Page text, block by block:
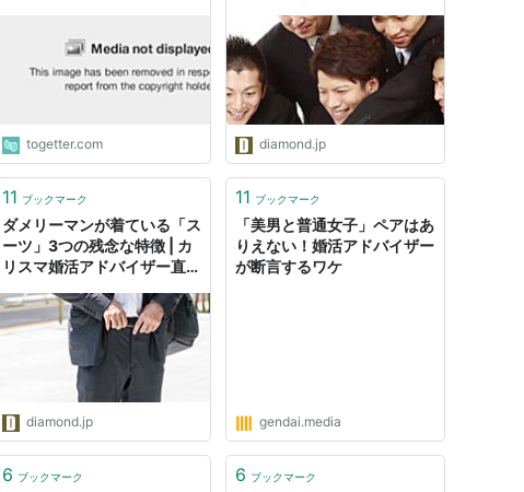
苦茶やり手かもしれない。
togetter.com
事もできる！デキリーマンの
作り方」 | ダイヤモンド・オ
ンライン
diamond.jp
11 ブックマーク
ダメリーマンが着ている「ス
ーツ」3つの残念な特徴 | カ
リスマ婚活アドバイザー直
る！デキリーマンの作り方」
| ダイヤモンド・オンライン
diamond.jp
11 ブックマーク
「美男と普通女子」ペアはあ
りえない！婚活アドバイザー
が断言するワケ
gendai.media
6 ブックマーク 6 ブックマーク